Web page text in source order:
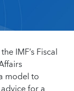
IMF’s Fiscal
model to